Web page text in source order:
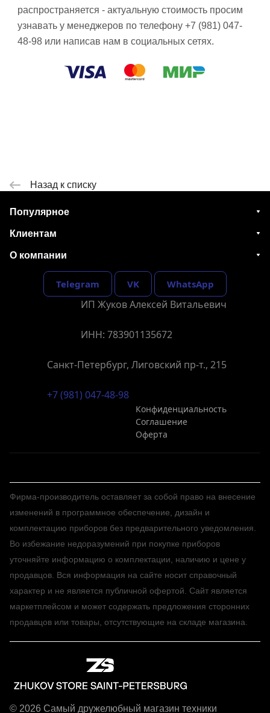
распространяется - актуальную стоимость просим
узнавать у менеджеров по телефону +7 (981) 047-
48-98 или написав нам в социальных сетях.
Назад к списку
Популярное
Клиентам
О компании
Telegram VK WhatsApp
ИП Жуков Алексей Витальевич
ИНН: 783901135672
Санкт-Петербург, Лиговский пр-т., 215
+7 (981) 047-48-98
Конфиденциальность
Соглашение
Оферта
Фирма-производитель оставляет за собой право на внесение
изменений в программное обеспечение, дизайн и
комплектацию приборов без предварительного уведомления.
Во избежание недоразумений при покупке приборов
уточняйте информацию о комплектации, наличию и цене у
продавцов. Вся информация на сайте носит справочный
характер и не является публичной офертой. Сайт является
маркетплейсом и может содержать предложения сторонних
продавцов или товары, отсутствующие на складе магазина.
© 2026 Самый дружелюбный магазин техники